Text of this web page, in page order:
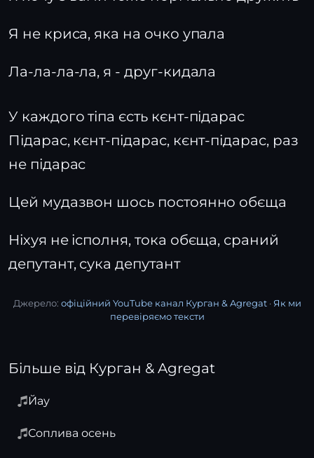
Я не криса, яка на очко упала
Ла-ла-ла-ла, я - друг-кидала
У каждого тіпа єсть кєнт-підарас
Підарас, кєнт-підарас, кєнт-підарас, раз
не підарас
Цей мудазвон шось постоянно обєща
Ніхуя не ісполня, тока обєща, сраний
депутант, сука депутант
Джерело: офіційний YouTube канал Курган & Agregat· Як ми
перевіряємо тексти
Більше від Курган & Agregat
Йау
Соплива осень